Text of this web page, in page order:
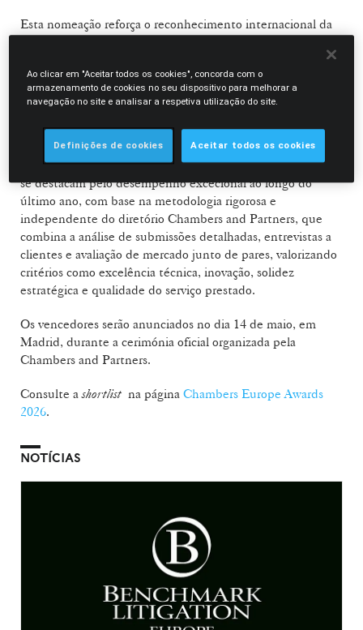
Esta nomeação reforça o reconhecimento internacional da
jurídico português e europeu. Desde 2008, a Morais Leitão
tem sido regularmente distinguida nestes prémios, tendo
Portugal.
Os Chambers Europe Awards distinguem as sociedades que
se destacam pelo desempenho excecional ao longo do
último ano, com base na metodologia rigorosa e
independente do diretório Chambers and Partners, que
combina a análise de submissões detalhadas, entrevistas a
clientes e avaliação de mercado junto de pares, valorizando
critérios como excelência técnica, inovação, solidez
estratégica e qualidade do serviço prestado.
Os vencedores serão anunciados no dia 14 de maio, em
Madrid, durante a cerimónia oficial organizada pela
Chambers and Partners.
Consulte ashortlist na página Chambers Europe Awards
2026.
NOTÍCIAS
Ao clicar em "Aceitar todos os cookies", concorda com o
armazenamento de cookies no seu dispositivo para melhorar a
navegação no site e analisar a respetiva utilização do site.
Definições de cookies Aceitar todos os cookies